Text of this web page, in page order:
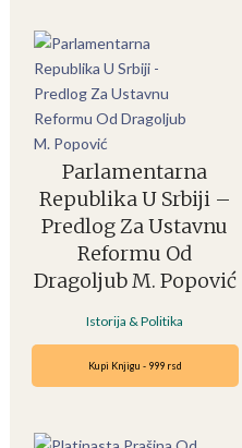
Parlamentarna
Republika U Srbiji –
Predlog Za Ustavnu
Reformu Od
Dragoljub M. Popović
Istorija & Politika
Kupi Knjigu - 999 rsd